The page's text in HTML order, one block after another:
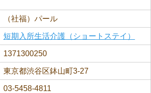
（社福）パール
短期入所生活介護（ショートステイ）
1371300250
東京都渋谷区鉢山町3-27
03-5458-4811